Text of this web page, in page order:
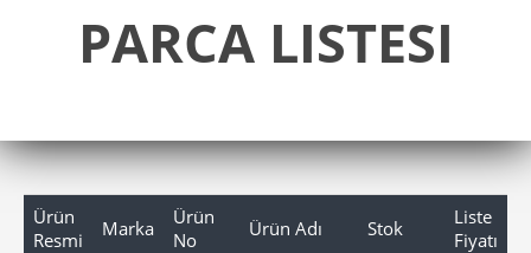
PARCA LISTESI
Ürün
Resmi
Marka
Ürün
No
Ürün Adı Stok
Liste
Fiyatı